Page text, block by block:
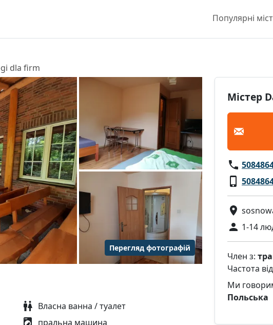
Популярні
dla firm
Перегляд фотографій
Містер
1-14
Член з:
Частота
Ми
Польська
Власна ванна / туалет
пральна машина